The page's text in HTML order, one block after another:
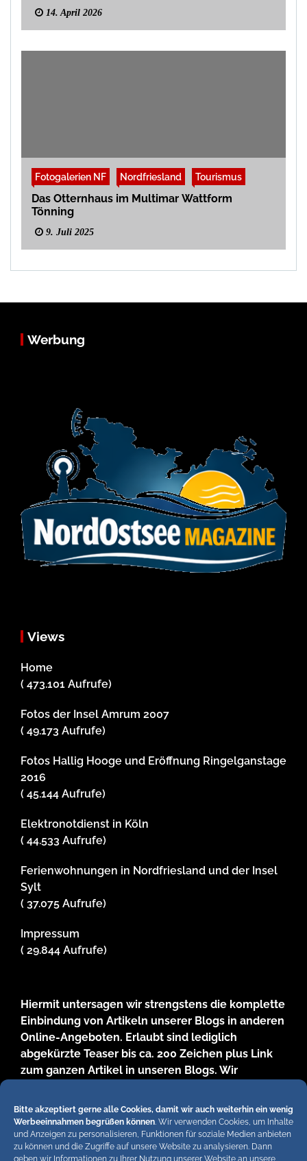
Bitte akzeptiert gerne alle Cookies, damit wir auch weiterhin ein wenig
Werbeeinnahmen begrüßen können. Wir verwenden Cookies, um Inhalte
und Anzeigen zu personalisieren, Funktionen für soziale Medien anbieten
zu können und die Zugriffe auf unsere Website zu analysieren. Dann
geben wir Informationen zu Ihrer Nutzung unserer Website an unsere
14. April 2026
Fotogalerien NF Nordfriesland Tourismus
Das Otternhaus im Multimar Wattform
Tönning
9. Juli 2025
Werbung
Views
Home
( 473.101 Aufrufe)
Fotos der Insel Amrum 2007
( 49.173 Aufrufe)
Fotos Hallig Hooge und Eröffnung Ringelganstage
2016
( 45.144 Aufrufe)
Elektronotdienst in Köln
( 44.533 Aufrufe)
Ferienwohnungen in Nordfriesland und der Insel
Sylt
( 37.075 Aufrufe)
Impressum
( 29.844 Aufrufe)
Hiermit untersagen wir strengstens die komplette
Einbindung von Artikeln unserer Blogs in anderen
Online-Angeboten. Erlaubt sind lediglich
abgekürzte Teaser bis ca. 200 Zeichen plus Link
zum ganzen Artikel in unseren Blogs. Wir
vor. Die Redaktion!